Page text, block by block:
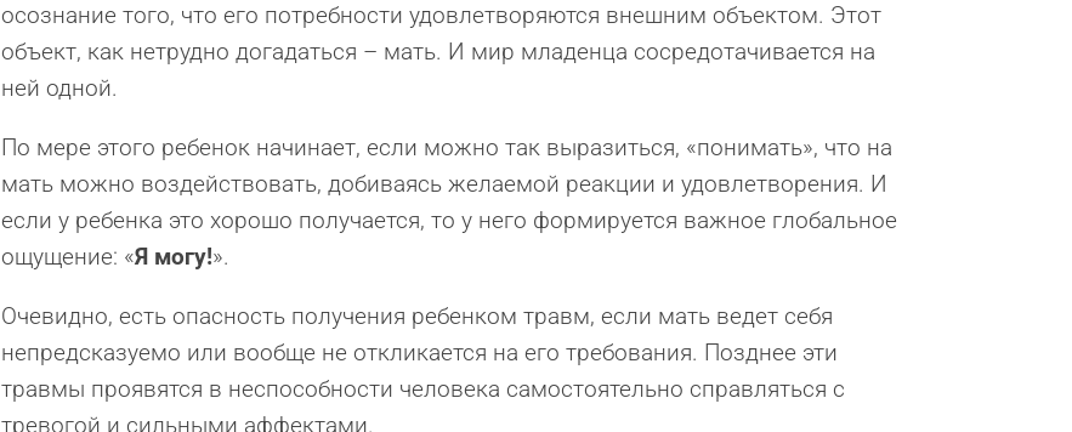
осознание того, что его потребности удовлетворяются внешним объектом. Этот
объект, как нетрудно догадаться – мать. И мир младенца сосредотачивается на
ней одной.
По мере этого ребенок начинает, если можно так выразиться, «понимать», что на
мать можно воздействовать, добиваясь желаемой реакции и удовлетворения. И
если у ребенка это хорошо получается, то у него формируется важное глобальное
ощущение: «Я могу!».
Очевидно, есть опасность получения ребенком травм, если мать ведет себя
непредсказуемо или вообще не откликается на его требования. Позднее эти
травмы проявятся в неспособности человека самостоятельно справляться с
тревогой и сильными аффектами.